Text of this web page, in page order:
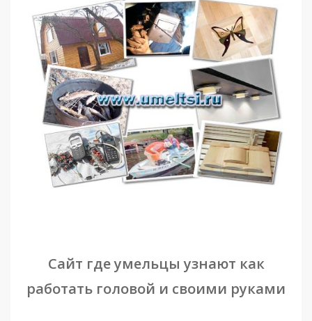
Сайт где умельцы узнают как
работать головой и своими руками